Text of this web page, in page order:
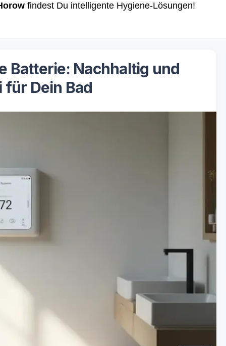
findest Du intelligente Hygiene-Lösungen!
Batterie: Nachhaltig und
Dein Bad